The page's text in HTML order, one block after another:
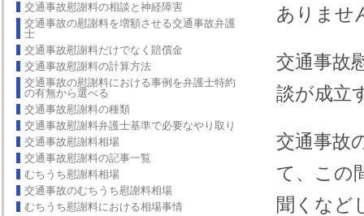
交通事故慰謝料の相談と神経障害
交通事故の慰謝料を増額させる交通事故弁護
士
交通事故慰謝料だけでなく賠償金
交通事故慰謝料の計算方法
交通事故の慰謝料における事例を弁護士特約
の有無から選べる
交通事故慰謝料の種類
交通事故慰謝料弁護士基準で必要なやり取り
交通事故慰謝料相場
交通事故慰謝料の記事一覧
むちうち慰謝料相場
交通事故のむちうち慰謝料相場
むちうち慰謝料における相場事情
ありませ
交通事故
談が成立
交通事故
て、この
聞くなど